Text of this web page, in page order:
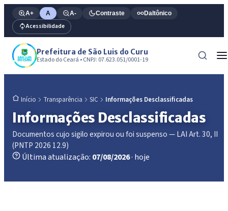
A+ A A- Contraste Daltônico
Acessibilidade
Prefeitura de São Luis do Curu
Estado do Ceará • CNPJ: 07.623.051/0001-19
Início Transparência SIC Informações Desclassificadas
Informações Desclassificadas
Documentos cujo sigilo expirou ou foi suspenso — LAI Art. 30, II
(PNTP 2026 12.9)
Última atualização: 07/08/2026· hoje